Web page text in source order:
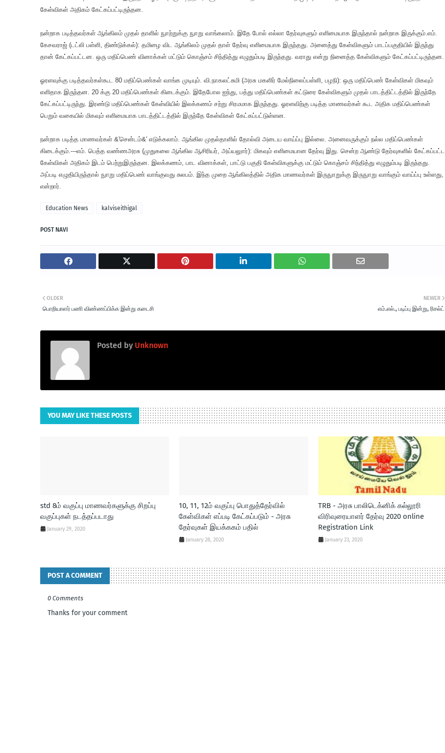
கேள்விகள் அதிகம் கேட்கப்பட்டிருந்தன.
நன்றாக படித்தவர்கள் ஆங்கிலம் முதல் தாளில் நுாற்றுக்கு நுாறு வாங்கலாம். இதே போல் எல்லா தேர்வுகளும் எளிமையாக இருந்தால் நன்றாக இருக்கும்.எம்.
கேசவராஜ் (டட்லி பள்ளி, திண்டுக்கல்): தமிழை விட ஆங்கிலம் முதல் தாள் தேர்வு எளிமையாக இருந்தது. அனைத்து கேள்விகளும் பாடப்பகுதியில் இருந்து
தான் கேட்கப்பட்டன. ஒரு மதிப்பெண் வினாக்கள் மட்டும் கொஞ்சம் சிந்தித்து எழுதும்படி இருந்தது. வராது என்று நினைத்த கேள்விகளும் கேட்கப்பட்டிருந்தன.
ஓரளவுக்கு படித்தவர்கள்கூட 80 மதிப்பெண்கள் வாங்க முடியும். வி.நாகலட்சுமி (அரசு மகளிர் மேல்நிலைப்பள்ளி, பழநி): ஒரு மதிப்பெண் கேள்விகள் மிகவும்
எளிதாக இருந்தன. 20 க்கு 20 மதிப்பெண்கள் கிடைக்கும். இதேபோல ஐந்து, பத்து மதிப்பெண்கள் கட்டுரை கேள்விகளும் முதல் பாடத்திட்டத்தில் இருந்தே
கேட்கப்பட்டிருந்து. இரண்டு மதிப்பெண்கள் கேள்வியில் இலக்கணம் சற்று சிரமமாக இருந்தது. ஓரளவிற்கு படித்த மாணவர்கள் கூட அதிக மதிப்பெண்கள்
பெறும் வகையில் மிகவும் எளிமையாக பாடத்திட்டத்தில் இருந்தே கேள்விகள் கேட்கப்பட்டுள்ளன.
நன்றாக படித்த மாணவர்கள் &'சென்டம்&' எடுக்கலாம். ஆங்கில முதல்தாளில் தோல்வி அடைய வாய்ப்பு இல்லை. அனைவருக்கும் நல்ல மதிப்பெண்கள்
கிடைக்கும்.---எம். பெத்த வண்ணஅரசு (முதுகலை ஆங்கில ஆசிரியர், அய்யலுார்): மிகவும் எளிமையான தேர்வு இது. சென்ற ஆண்டு தேர்வுகளில் கேட்கப்பட்ட
கேள்விகள் அதிகம் இடம் பெற்றுஇருந்தன. இலக்கணம், பாட வினாக்கள், பாட்டு பகுதி கேள்விகளுக்கு மட்டும் கொஞ்சம் சிந்தித்து எழுதும்படி இருந்தது.
அப்படி எழுதியிருந்தால் நுாறு மதிப்பெண் வாங்குவது சுலபம். இந்த முறை ஆங்கிலத்தில் அதிக மாணவர்கள் இருநுாறுக்கு இருநுாறு வாங்கும் வாய்ப்பு உள்ளது,
என்றார்.
Education News kalviseithigal
POST NAVI
NEWER
எம்.எல்., படிப்பு இன்று, ரிசல்ட்
OLDER
பொறியாளர் பணி விண்ணப்பிக்க இன்று கடைசி
Posted by Unknown
YOU MAY LIKE THESE POSTS
std 8ம் வகுப்பு மாணவர்களுக்கு சிறப்பு
வகுப்புகள் நடத்தப்படாது
January 29, 2020
10, 11, 12ம் வகுப்பு பொதுத்தேர்வில்
கேள்விகள் எப்படி கேட்கப்படும் - அரசு
தேர்வுகள் இயக்ககம் பதில்
January 28, 2020
TRB - அரசு பாலிடெக்னிக் கல்லூரி
விரிவுரையாளர் தேர்வு 2020 online
Registration Link
January 23, 2020
POST A COMMENT
0 Comments
Thanks for your comment